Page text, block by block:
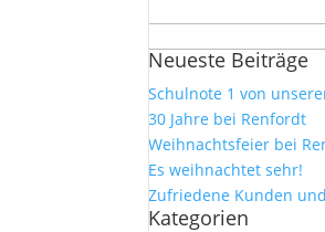
nach:
Neueste Beiträge
Schulnote 1 von
30 Jahre bei Renfordt
Weihnachtsfeier bei
Es weihnachtet sehr!
Zufriedene Kunden
Kategorien